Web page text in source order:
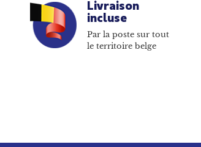
Livraison
incluse
Par la poste sur tout
le territoire belge